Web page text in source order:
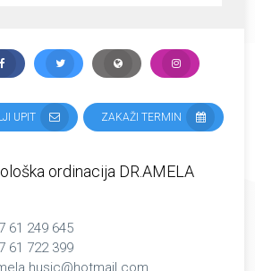
ZAKAŽI TERMIN
UPIT
ordinacija DR.AMELA
61 249 645
61 722 399